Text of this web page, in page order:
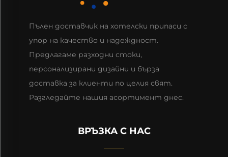
Пълен доставчик на хотелски припаси с
упор на качество и надеждност.
Предлагаме разходни стоки,
персонализирани дизайни и бърза
доставка за клиенти по целия свят.
Разгледайте нашия асортимент днес.
ВРЪЗКА С НАС